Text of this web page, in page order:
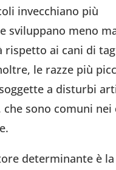
invecchiano più
sviluppano meno
rispetto ai cani di
le razze più
a disturbi
che sono comuni nei
determinante è la